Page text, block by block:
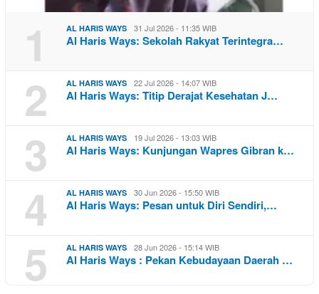
1 AL HARIS WAYS 31 Jul 2026 - 11:35 WIB
Al Haris Ways: Sekolah Rakyat Terintegra…
2 AL HARIS WAYS 22 Jul 2026 - 14:07 WIB
Al Haris Ways: Titip Derajat Kesehatan J…
3 AL HARIS WAYS 19 Jul 2026 - 13:03 WIB
Al Haris Ways: Kunjungan Wapres Gibran k…
4 AL HARIS WAYS 30 Jun 2026 - 15:50 WIB
Al Haris Ways: Pesan untuk Diri Sendiri,…
5 AL HARIS WAYS 28 Jun 2026 - 15:14 WIB
Al Haris Ways : Pekan Kebudayaan Daerah …